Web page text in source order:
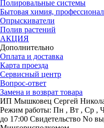
Полировальные системы
Бытовая химия,
Опрыскиватели
Полив растений
АКЦИЯ
Дополнительно
Оплата и доставка
Карта проезда
Сервисный центр
Вопрос-ответ
Замена и возврат товара
ИП Мышковец Сергей
Режим работы: Пн , Вт , Ср ,
до 17:00 Свидетельство No